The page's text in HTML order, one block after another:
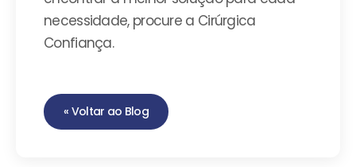
necessidade, procure a Cirúrgica
Confiança.
« Voltar ao Blog